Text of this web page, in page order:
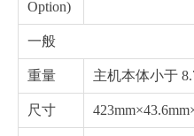
Option)
一般
重量 主机本体小于
尺寸